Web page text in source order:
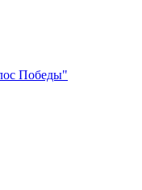
Победы"